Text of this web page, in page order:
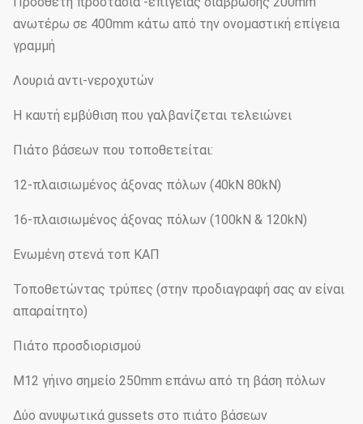
ανωτέρω σε 400mm κάτω από την ονομαστική επίγεια
γραμμή
Λουριά αντι-νεροχυτών
Η καυτή εμβύθιση που γαλβανίζεται τελειώνει
Πιάτο βάσεων που τοποθετείται:
12-πλαισιωμένος άξονας πόλων (40kN 80kN)
16-πλαισιωμένος άξονας πόλων (100kN & 120kN)
Ενωμένη στενά τοπ ΚΑΠ
Τοποθετώντας τρύπες (στην προδιαγραφή σας αν είναι
απαραίτητο)
Πιάτο προσδιορισμού
M12 γήινο σημείο 250mm επάνω από τη βάση πόλων
Δύο ανυψωτικά gussets στο πιάτο βάσεων